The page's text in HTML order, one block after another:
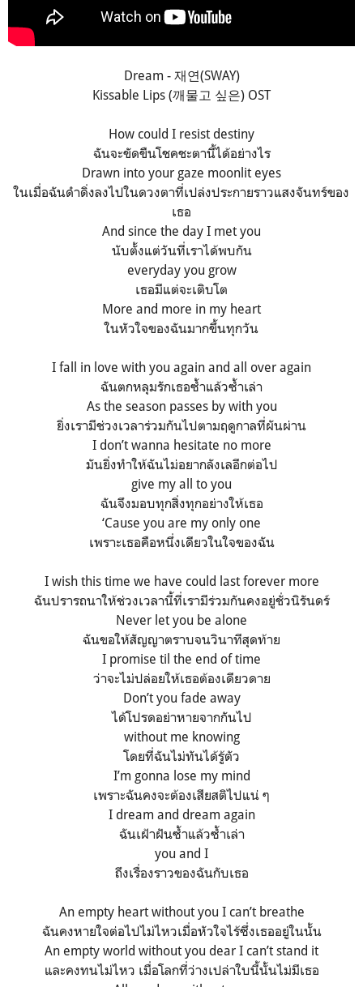
Dream - 재연(SWAY)
Kissable Lips (깨물고 싶은) OST
How could I resist destiny
ฉันจะขัดขืนโชคชะตานี้ได้อย่างไร
Drawn into your gaze moonlit eyes
ในเมื่อฉันดำดิ่งลงไปในดวงตาที่เปล่งประกายราวแสงจันทร์ของ
เธอ
And since the day I met you
นับตั้งแต่วันที่เราได้พบกัน
everyday you grow
เธอมีแต่จะเติบโต
More and more in my heart
ในหัวใจของฉันมากขึ้นทุกวัน
I fall in love with you again and all over again
ฉันตกหลุมรักเธอซ้ำแล้วซ้ำเล่า
As the season passes by with you
ยิ่งเรามีช่วงเวลาร่วมกันไปตามฤดูกาลที่ผันผ่าน
I don’t wanna hesitate no more
มันยิ่งทำให้ฉันไม่อยากลังเลอีกต่อไป
give my all to you
ฉันจึงมอบทุกสิ่งทุกอย่างให้เธอ
‘Cause you are my only one
เพราะเธอคือหนึ่งเดียวในใจของฉัน
I wish this time we have could last forever more
ฉันปรารถนาให้ช่วงเวลานี้ที่เรามีร่วมกันคงอยู่ชั่วนิรันดร์
Never let you be alone
ฉันขอให้สัญญาตราบจนวินาทีสุดท้าย
I promise til the end of time
ว่าจะไม่ปล่อยให้เธอต้องเดียวดาย
Don’t you fade away
ได้โปรดอย่าหายจากกันไป
without me knowing
โดยที่ฉันไม่ทันได้รู้ตัว
I’m gonna lose my mind
เพราะฉันคงจะต้องเสียสติไปแน่ ๆ
I dream and dream again
ฉันเฝ้าฝันซ้ำแล้วซ้ำเล่า
you and I
ถึงเรื่องราวของฉันกับเธอ
An empty heart without you I can’t breathe
ฉันคงหายใจต่อไปไม่ไหวเมื่อหัวใจไร้ซึ่งเธออยู่ในนั้น
An empty world without you dear I can’t stand it
และคงทนไม่ไหว เมื่อโลกที่ว่างเปล่าใบนี้นั้นไม่มีเธอ